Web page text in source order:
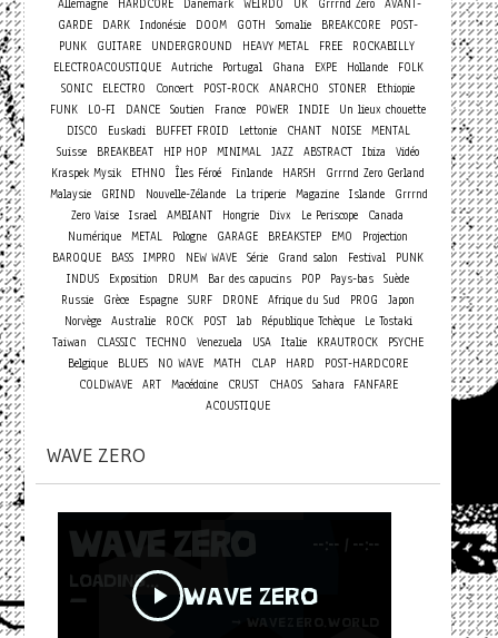
Allemagne HARDCORE Danemark WEIRDO UK Grrrnd Zero
AVANT-
GARDE
DARK Indonésie DOOM GOTH Somalie BREAKCORE
POST-
PUNK
GUITARE UNDERGROUND HEAVY METAL FREE
ROCKABILLY
ELECTROACOUSTIQUE
Autriche Portugal Ghana EXPE Hollande
FOLK
SONIC
ELECTRO Concert POST-ROCK ANARCHO STONER
Ethiopie
FUNK
LO-FI DANCE Soutien France POWER INDIE
Un lieux chouette
DISCO
Euskadi BUFFET FROID Lettonie CHANT NOISE
MENTAL
Suisse
BREAKBEAT HIP HOP MINIMAL JAZZ ABSTRACT Ibiza
Vidéo
Kraspek Mysik
ETHNO Îles Féroé Finlande HARSH
Grrrnd Zero Gerland
Malaysie
GRIND Nouvelle-Zélande La triperie Magazine Islande
Grrrnd
Zero Vaise
Israel AMBIANT Hongrie Divx Le Periscope
Canada
Numérique METAL Pologne GARAGE BREAKSTEP EMO
Projection
BAROQUE
BASS IMPRO NEW WAVE Série Grand salon Festival
PUNK
INDUS
Exposition DRUM Bar des capucins POP Pays-bas Suède
Russie
Grèce Espagne SURF DRONE Afrique du Sud PROG
Japon
Norvège
Australie ROCK POST lab République Tchèque
Le Tostaki
Taiwan
CLASSIC TECHNO Venezuela USA Italie KRAUTROCK
PSYCHE
Belgique
BLUES NO WAVE MATH CLAP HARD
POST-HARDCORE
COLDWAVE
ART Macédoine CRUST CHAOS Sahara
FANFARE
ACOUSTIQUE
WAVE ZERO